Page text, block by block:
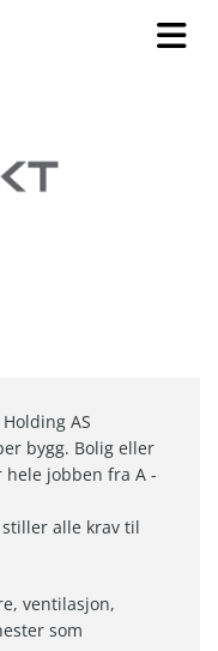
AS
bygg. Bolig eller
hele jobben fra A -
alle krav til
ventilasjon,
som